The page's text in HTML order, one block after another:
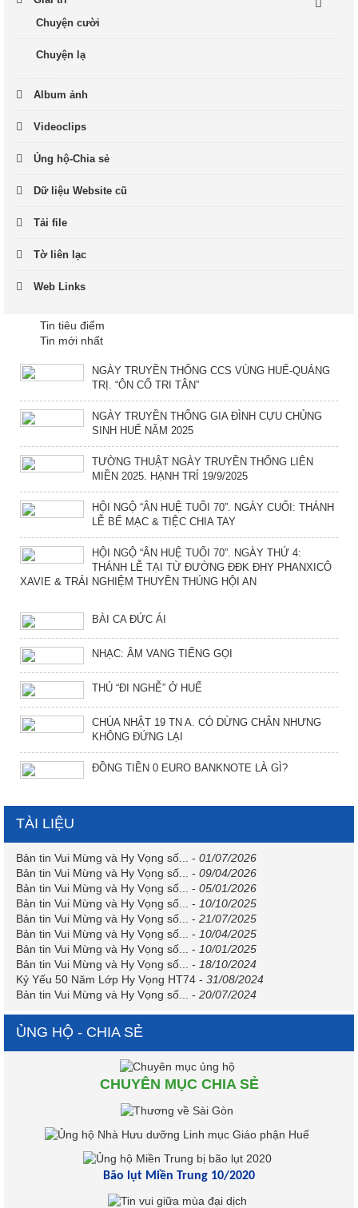
Chuyện cười
Chuyện lạ
Album ảnh
Videoclips
Ủng hộ-Chia sẻ
Dữ liệu Website cũ
Tải file
Tờ liên lạc
Web Links
Tin tiêu điểm
Tin mới nhất
NGÀY TRUYỀN THỐNG CCS VÙNG HUẾ-QUẢNG
TRỊ. “ÔN CỐ TRI TÂN”
NGÀY TRUYỀN THỐNG GIA ĐÌNH CỰU CHỦNG
SINH HUẾ NĂM 2025
TƯỜNG THUẬT NGÀY TRUYỀN THỐNG LIÊN
MIỀN 2025. HẠNH TRÍ 19/9/2025
HỘI NGỘ “ÂN HUỆ TUỔI 70”. NGÀY CUỐI: THÁNH
LỄ BẾ MẠC & TIỆC CHIA TAY
HỘI NGỘ “ÂN HUỆ TUỔI 70”. NGÀY THỨ 4:
THÁNH LỄ TẠI TỪ ĐƯỜNG ĐĐK ĐHY PHANXICÔ
XAVIE & TRẢI NGHIỆM THUYỀN THÚNG HỘI AN
BÀI CA ĐỨC ÁI
NHẠC: ÂM VANG TIẾNG GỌI
THÚ “ĐI NGHỄ” Ở HUẾ
CHÚA NHẬT 19 TN A. CÓ DỪNG CHÂN NHƯNG
KHÔNG ĐỨNG LẠI
ĐỒNG TIỀN 0 EURO BANKNOTE LÀ GÌ?
TÀI LIỆU
Bản tin Vui Mừng và Hy Vọng số... - 01/07/2026
Bản tin Vui Mừng và Hy Vọng số...
- 09/04/2026
Bản tin Vui Mừng và Hy Vọng số...
- 05/01/2026
Bản tin Vui Mừng và Hy Vọng số...
- 10/10/2025
Bản tin Vui Mừng và Hy Vọng số...
- 21/07/2025
Bản tin Vui Mừng và Hy Vọng số...
- 10/04/2025
Bản tin Vui Mừng và Hy Vọng số...
- 10/01/2025
Bản tin Vui Mừng và Hy Vọng số...
- 18/10/2024
Kỷ Yếu 50 Năm Lớp Hy Vọng HT74 - 31/08/2024
Bản tin Vui Mừng và Hy Vọng số...
- 20/07/2024
ỦNG HỘ - CHIA SẺ
CHUYÊN MỤC CHIA SẺ
Bão lụt Miền Trung 10/2020